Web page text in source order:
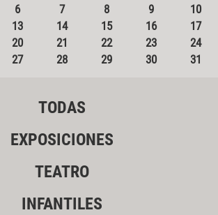
6 7 8 9
10
13 14 15 16
17
20 21 22 23
24
27 28 29 30 31
TODAS
EXPOSICIONES
TEATRO
INFANTILES